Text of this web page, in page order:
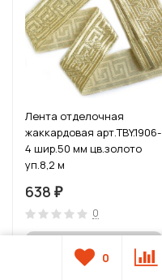
Лента отделочная
жаккардовая арт.TBY.1906-
4 шир.50 мм цв.золото
уп.8,2 м
638 ₽
0
0